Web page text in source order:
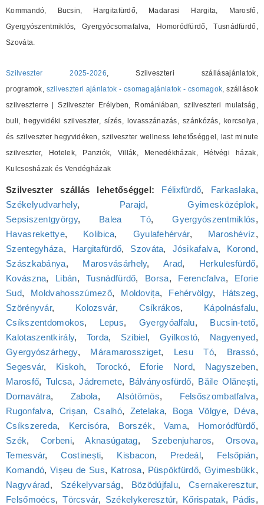
Kommandó, Bucsin, Hargitafürdő, Madarasi Hargita, Marosfő,
Gyergyószentmiklós, Gyergyócsomafalva, Homoródfürdő, Tusnádfürdő,
Szováta.
Szilveszter 2025-2026, Szilveszteri szállásajánlatok,
programok, szilveszteri ajánlatok - csomagajánlatok - csomagok, szállások
szilveszterre | Szilveszter Erélyben, Romániában, szilveszteri mulatság,
buli, hegyvidéki szilveszter, sízés, lovasszánazás, szánkózás, korcsolya,
és szilveszter hegyvidéken, szilveszter wellness lehetőséggel, last minute
szilveszter, Hotelek, Panziók, Villák, Menedékházak, Hétvégi házak,
Kulcsosházak és Vendégházak
Szilveszter szállás lehetőséggel: Félixfürdő, Farkaslaka,
Székelyudvarhely, Parajd,Gyimesközéplok,
Sepsiszentgyörgy, Balea Tó,Gyergyószentmiklós,
Havasrekettye, Kolibica, Gyulafehérvár, Maroshévíz,
Szentegyháza, Hargitafürdő, Szováta, Jósikafalva, Korond,
Szászkabánya, Marosvásárhely, Arad, Herkulesfürdő,
Kovászna, Libán,Tusnádfürdő, Borsa, Ferencfalva, Eforie
Sud, Moldvahosszúmező, Moldovița, Fehérvölgy, Hátszeg,
Szörényvár, Kolozsvár, Csíkrákos, Kápolnásfalu,
Csíkszentdomokos, Lepus, Gyergyóalfalu, Bucsin-tető,
Kalotaszentkirály, Torda, Szibiel, Gyilkostó, Nagyenyed,
Gyergyószárhegy, Máramarossziget, Lesu Tó, Brassó,
Segesvár, Kiskoh, Torockó, Eforie Nord, Nagyszeben,
Marosfő, Tulcsa,Jádremete, Bálványosfürdő, Băile Olănești,
Dornavátra, Zabola,Alsótömös, Felsőszombatfalva,
Rugonfalva, Crișan,Csalhó, Zetelaka, Boga Völgye, Déva,
Csíkszereda, Kercisóra, Borszék, Vama, Homoródfürdő,
Szék, Corbeni,Aknasúgatag, Szebenjuharos, Orsova,
Temesvár,Costinești, Kisbacon, Predeál, Felsőpián,
Komandó, Vișeu de Sus, Katrosa, Püspökfürdő, Gyimesbükk,
Nagyvárad, Székelyvarság, Bözödújfalu,Csernakeresztur,
Felsőmoécs,Törcsvár, Székelykeresztúr, Kőrispatak, Pádis,